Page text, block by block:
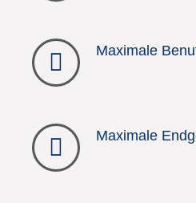
Maximale
Maximale